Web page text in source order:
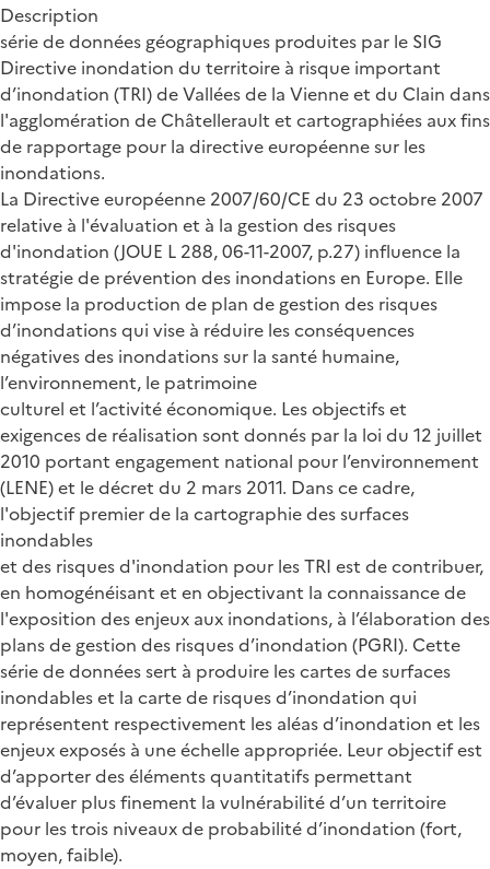
Description
série de données géographiques produites par le SIG
Directive inondation du territoire à risque important
d’inondation (TRI) de Vallées de la Vienne et du Clain dans
l'agglomération de Châtellerault et cartographiées aux fins
de rapportage pour la directive européenne sur les
inondations.
La Directive européenne 2007/60/CE du 23 octobre 2007
relative à l'évaluation et à la gestion des risques
d'inondation (JOUE L 288, 06-11-2007, p.27) influence la
stratégie de prévention des inondations en Europe. Elle
impose la production de plan de gestion des risques
d’inondations qui vise à réduire les conséquences
négatives des inondations sur la santé humaine,
l’environnement, le patrimoine
culturel et l’activité économique. Les objectifs et
exigences de réalisation sont donnés par la loi du 12 juillet
2010 portant engagement national pour l’environnement
(LENE) et le décret du 2 mars 2011. Dans ce cadre,
l'objectif premier de la cartographie des surfaces
inondables
et des risques d'inondation pour les TRI est de contribuer,
en homogénéisant et en objectivant la connaissance de
l'exposition des enjeux aux inondations, à l’élaboration des
plans de gestion des risques d’inondation (PGRI). Cette
série de données sert à produire les cartes de surfaces
inondables et la carte de risques d’inondation qui
représentent respectivement les aléas d’inondation et les
enjeux exposés à une échelle appropriée. Leur objectif est
d’apporter des éléments quantitatifs permettant
d’évaluer plus finement la vulnérabilité d’un territoire
pour les trois niveaux de probabilité d’inondation (fort,
moyen, faible).